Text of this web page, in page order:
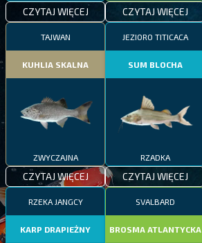
CZYTAJ WIĘCEJ CZYTAJ WIĘCEJ
TAJWAN
KUHLIA SKALNA
ZWYCZAJNA
CZYTAJ WIĘCEJ
JEZIORO TITICACA
SUM BLOCHA
RZADKA
CZYTAJ WIĘCEJ
RZEKA JANGCY
KARP DRAPIEŻNY
SVALBARD
BROSMA ATLANTYCKA